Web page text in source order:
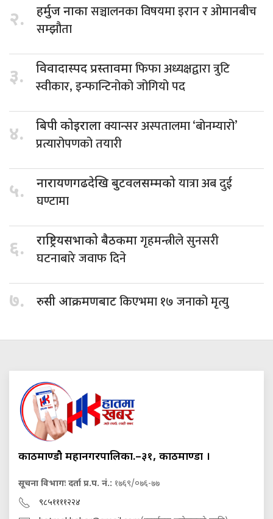
२. हर्मुज नाकासञ्चालनका विषयमा इरान र ओमानबीच
सम्झौता
३. विवादास्पद प्रस्तावमाफिफा अध्यक्षद्वारा त्रुटि
स्वीकार, इन्फान्टिनोको जोगियो पद
४. बिपी कोइरालाक्यान्सर अस्पतालमा ‘बोनम्यारो’
प्रत्यारोपणको तयारी
५. नारायणगढदेखि बुटवलसम्मकोयात्रा अब दुई
घण्टामा
६. राष्ट्रियसभाको बैठकमागृहमन्त्रीले सुनसरी
घटनाबारे जवाफ दिने
७. रुसी आक्रमणबाटकिएभमा १७ जनाको मृत्यु
काठमाण्डौ महानगरपालिका.–३१, काठमाण्डौं ।
सूचना विभागः दर्ता प्र.प. नं.: १७६९/०७६-७७
९८५११११२२४